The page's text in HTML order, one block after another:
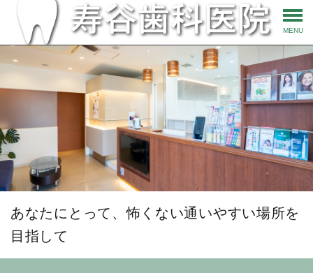
MENU
あなたにとって、怖くない通いやすい場所を
目指して